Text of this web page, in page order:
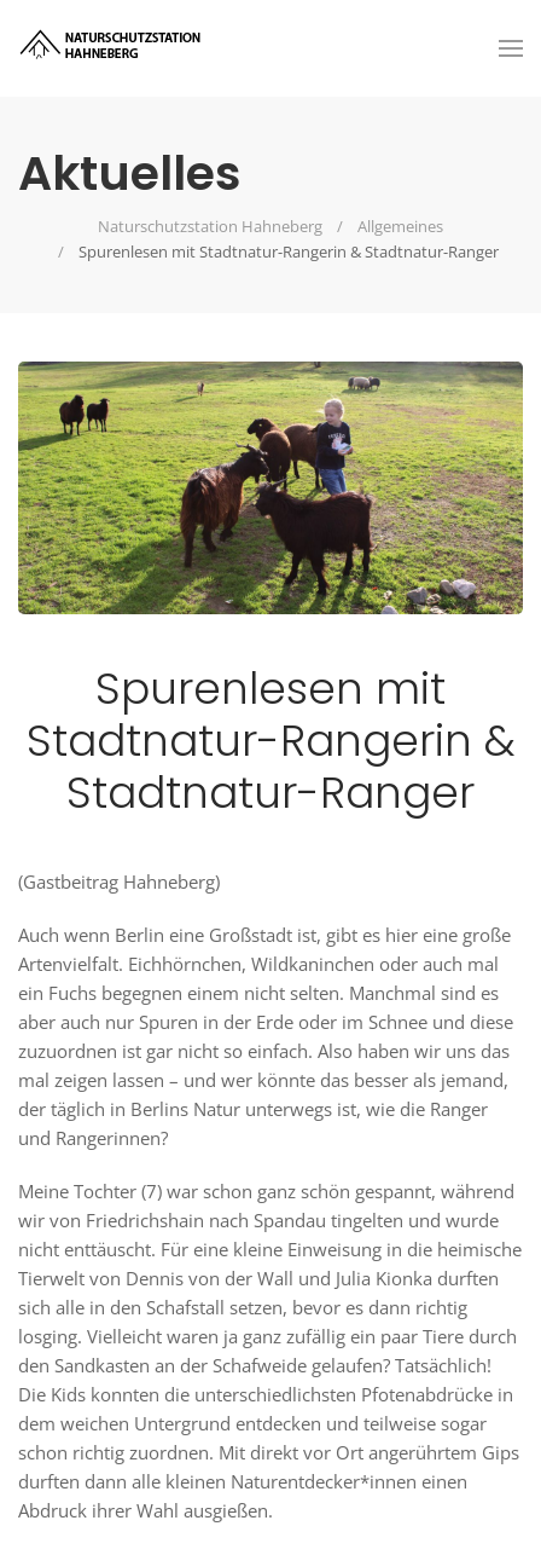
Aktuelles
Naturschutzstation Hahneberg
Allgemeines
Spurenlesen mit Stadtnatur-Rangerin & Stadtnatur-Ranger
Spurenlesen mit
Stadtnatur-Rangerin &
Stadtnatur-Ranger
(Gastbeitrag Hahneberg)
Auch wenn Berlin eine Großstadt ist, gibt es hier eine große
Artenvielfalt. Eichhörnchen, Wildkaninchen oder auch mal
ein Fuchs begegnen einem nicht selten. Manchmal sind es
aber auch nur Spuren in der Erde oder im Schnee und diese
zuzuordnen ist gar nicht so einfach. Also haben wir uns das
mal zeigen lassen – und wer könnte das besser als jemand,
der täglich in Berlins Natur unterwegs ist, wie die Ranger
und Rangerinnen?
Meine Tochter (7) war schon ganz schön gespannt, während
wir von Friedrichshain nach Spandau tingelten und wurde
nicht enttäuscht. Für eine kleine Einweisung in die heimische
Tierwelt von Dennis von der Wall und Julia Kionka durften
sich alle in den Schafstall setzen, bevor es dann richtig
losging. Vielleicht waren ja ganz zufällig ein paar Tiere durch
den Sandkasten an der Schafweide gelaufen? Tatsächlich!
Die Kids konnten die unterschiedlichsten Pfotenabdrücke in
dem weichen Untergrund entdecken und teilweise sogar
schon richtig zuordnen. Mit direkt vor Ort angerührtem Gips
durften dann alle kleinen Naturentdecker*innen einen
Abdruck ihrer Wahl ausgießen.